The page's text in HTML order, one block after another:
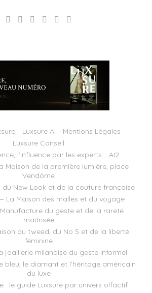
Luxsure AI
Mentions Légales
Luxsure Conseil
l’influence par les experts
AI2
Maison de la première lumière, place
Vendôme
New Look et de la couture française
La Maison des malles et du voyage
du geste et de la rareté
maîtrisée
du tweed, du No 5 et de la liberté
féminine
joaillerie milanaise du geste informel
bleu, le diamant et l’héritage américain
du luxe
: le guide Luxsure par univers olfactif